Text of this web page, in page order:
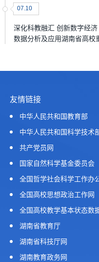
07.10
深化科教融汇 创新数字经
数据分析及应用湖南省高校
友情链接
中华人民共和国教育部
中华人民共和国科学技术
共产党员网
国家自然科学基金委员会
全国哲学社会科学工作办
全国高校思想政治工作网
全国高校教学基本状态数
湖南省教育厅
湖南省科技厅网
湖南教育政务网